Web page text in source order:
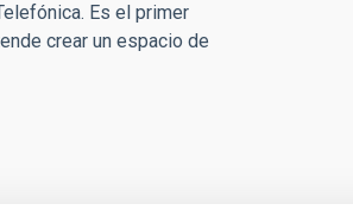
Es el primer
crear un espacio de